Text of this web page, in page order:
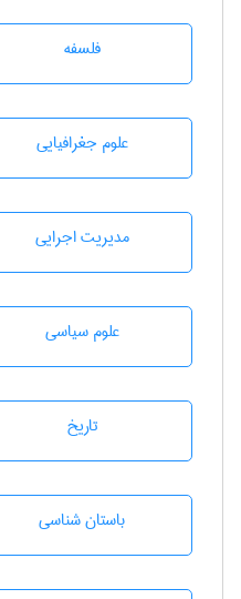
فلسفه
علوم جغرافيايی
مديريت اجرايی
علوم سياسی
تاريخ
باستان شناسی